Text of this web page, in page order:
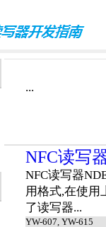
...
NFC读写
NFC读写器
用格式,在使用
了读写器...
YW-607, YW-615